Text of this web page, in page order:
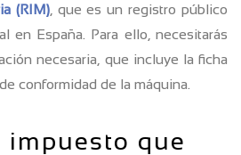
(RIM), que es un registro público
en España. Para ello, necesitarás
necesaria, que incluye la ficha
conformidad de la máquina.
impuesto que